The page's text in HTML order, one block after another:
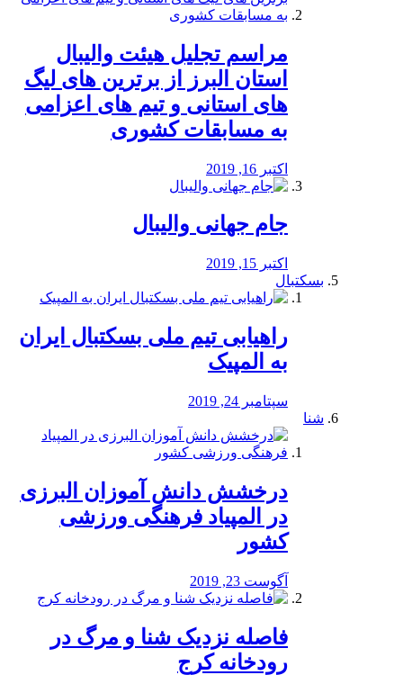
مراسم تجلیل هیئت والیبال
استان البرز از برترین های لیگ
های استانی و تیم های اعزامی
به مسابقات کشوری
اکتبر 16, 2019
جام جهانی والیبال
اکتبر 15, 2019
بسکتبال
راهیابی تیم ملی بسکتبال ایران
به المپیک
سپتامبر 24, 2019
شنا
درخشش دانش آموزان البرزی
در المپیاد فرهنگی ورزشی
کشور
آگوست 23, 2019
️فاصله نزدیک شنا و مرگ در
رودخانه کرج